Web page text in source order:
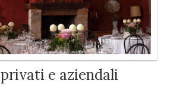
e aziendali